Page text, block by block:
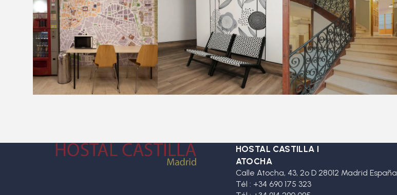
HOSTAL CASTILLA I
ATOCHA
Calle Atocha, 43, 2º D 28012 Madrid España
Tél : +34 690 175 323